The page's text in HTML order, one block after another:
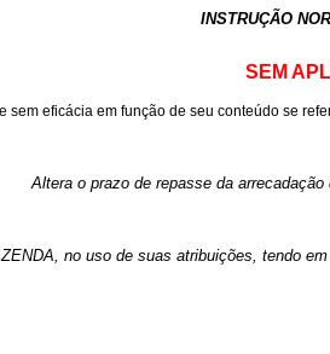
INSTRUÇÃO
SEM
sem eficácia em função de seu conteúdo se
Altera o prazo de repasse da
no uso de suas atribuições, tendo